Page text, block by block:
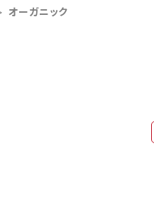
オーガニック